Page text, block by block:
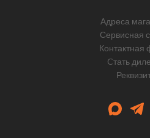
Адреса
Сервисная
Контактная
Cтать